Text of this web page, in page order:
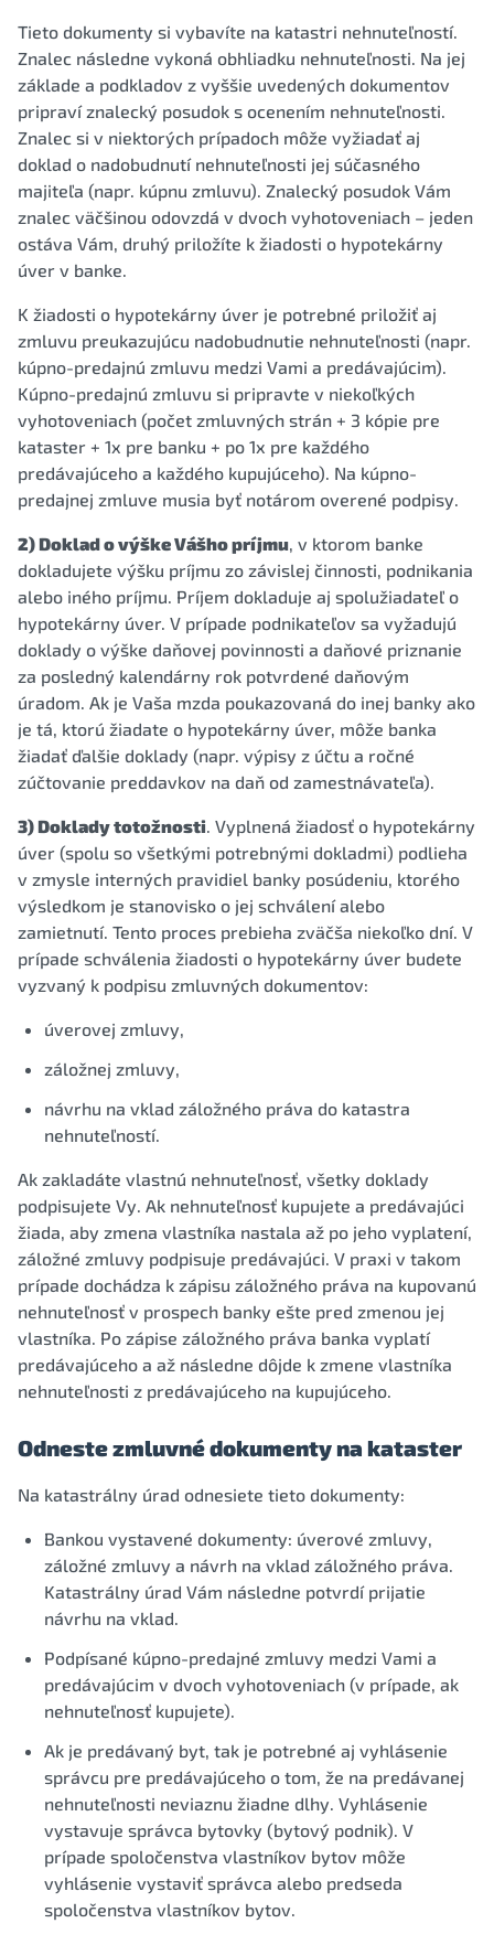
Tieto dokumenty si vybavíte na katastri nehnuteľností.
Znalec následne vykoná obhliadku nehnuteľnosti. Na jej
základe a podkladov z vyššie uvedených dokumentov
pripraví znalecký posudok s ocenením nehnuteľnosti.
Znalec si v niektorých prípadoch môže vyžiadať aj
doklad o nadobudnutí nehnuteľnosti jej súčasného
majiteľa (napr. kúpnu zmluvu). Znalecký posudok Vám
znalec väčšinou odovzdá v dvoch vyhotoveniach – jeden
ostáva Vám, druhý priložíte k žiadosti o hypotekárny
úver v banke.
K žiadosti o hypotekárny úver je potrebné priložiť aj
zmluvu preukazujúcu nadobudnutie nehnuteľnosti (napr.
kúpno-predajnú zmluvu medzi Vami a predávajúcim).
Kúpno-predajnú zmluvu si pripravte v niekoľkých
vyhotoveniach (počet zmluvných strán + 3 kópie pre
kataster + 1x pre banku + po 1x pre každého
predávajúceho a každého kupujúceho). Na kúpno-
predajnej zmluve musia byť notárom overené podpisy.
2) Doklad o výške Vášho príjmu, v ktorom banke
dokladujete výšku príjmu zo závislej činnosti, podnikania
alebo iného príjmu. Príjem dokladuje aj spolužiadateľ o
hypotekárny úver. V prípade podnikateľov sa vyžadujú
doklady o výške daňovej povinnosti a daňové priznanie
za posledný kalendárny rok potvrdené daňovým
úradom. Ak je Vaša mzda poukazovaná do inej banky ako
je tá, ktorú žiadate o hypotekárny úver, môže banka
žiadať ďalšie doklady (napr. výpisy z účtu a ročné
zúčtovanie preddavkov na daň od zamestnávateľa).
3) Doklady totožnosti. Vyplnená žiadosť o hypotekárny
úver (spolu so všetkými potrebnými dokladmi) podlieha
v zmysle interných pravidiel banky posúdeniu, ktorého
výsledkom je stanovisko o jej schválení alebo
zamietnutí. Tento proces prebieha zväčša niekoľko dní. V
prípade schválenia žiadosti o hypotekárny úver budete
vyzvaný k podpisu zmluvných dokumentov:
úverovej zmluvy,
záložnej zmluvy,
návrhu na vklad záložného práva do katastra
nehnuteľností.
Ak zakladáte vlastnú nehnuteľnosť, všetky doklady
podpisujete Vy. Ak nehnuteľnosť kupujete a predávajúci
žiada, aby zmena vlastníka nastala až po jeho vyplatení,
záložné zmluvy podpisuje predávajúci. V praxi v takom
prípade dochádza k zápisu záložného práva na kupovanú
nehnuteľnosť v prospech banky ešte pred zmenou jej
vlastníka. Po zápise záložného práva banka vyplatí
predávajúceho a až následne dôjde k zmene vlastníka
nehnuteľnosti z predávajúceho na kupujúceho.
Odneste zmluvné dokumenty na kataster
Na katastrálny úrad odnesiete tieto dokumenty:
Bankou vystavené dokumenty: úverové zmluvy,
záložné zmluvy a návrh na vklad záložného práva.
Katastrálny úrad Vám následne potvrdí prijatie
návrhu na vklad.
Podpísané kúpno-predajné zmluvy medzi Vami a
predávajúcim v dvoch vyhotoveniach (v prípade, ak
nehnuteľnosť kupujete).
Ak je predávaný byt, tak je potrebné aj vyhlásenie
správcu pre predávajúceho o tom, že na predávanej
nehnuteľnosti neviaznu žiadne dlhy. Vyhlásenie
vystavuje správca bytovky (bytový podnik). V
prípade spoločenstva vlastníkov bytov môže
vyhlásenie vystaviť správca alebo predseda
spoločenstva vlastníkov bytov.